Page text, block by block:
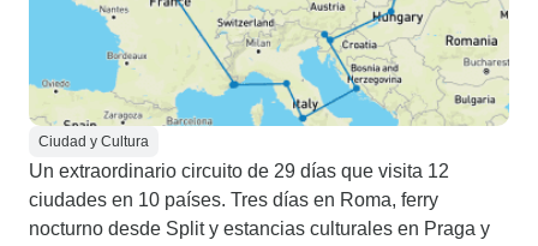
Ciudad y Cultura
Un extraordinario circuito de 29 días que visita 12
ciudades en 10 países. Tres días en Roma, ferry
nocturno desde Split y estancias culturales en Praga y